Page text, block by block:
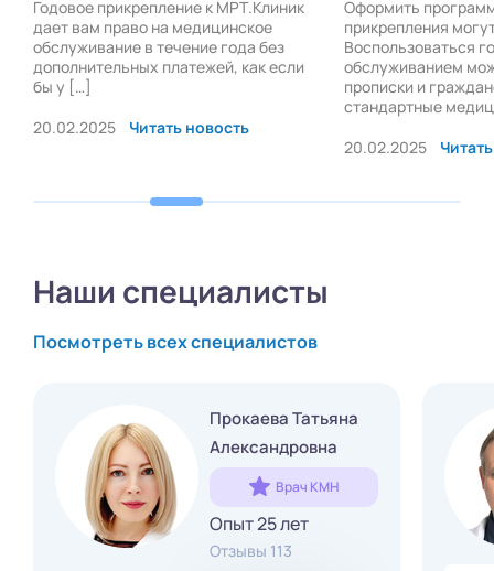
Годовое прикрепление к МРТ.Клиник
дает вам право на медицинское
обслуживание в течение года без
дополнительных платежей, как если
бы у […]
20.02.2025
Читать новость
Оформить
прикрепления
Воспользоваться
обслуживанием
прописки и
стандартные
20.02.2025
Наши специалисты
Посмотреть всех специалистов
Прокаева Татьяна
Александровна
Врач КМН
Опыт 25 лет
Отзывы 113